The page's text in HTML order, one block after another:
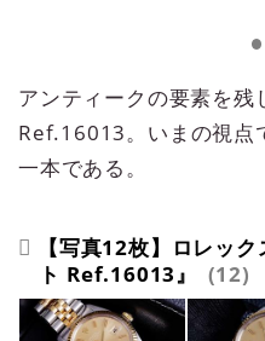
アンティークの要素を残
Ref.16013。いまの視点
一本である。
【写真12枚】ロレッ
ト Ref.16013』
12